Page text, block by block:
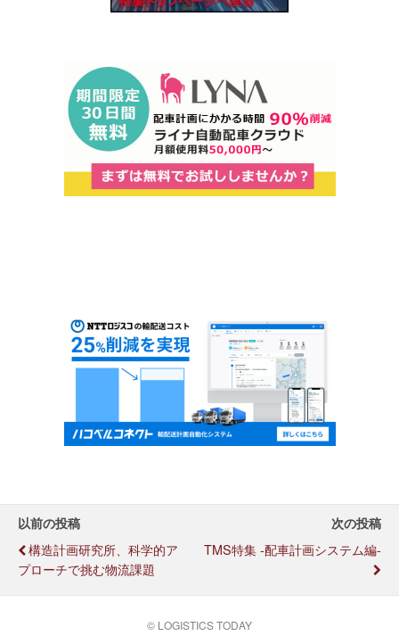
以前の投稿
構造計画研究所、科学的ア
プローチで挑む物流課題
次の投稿
TMS特集 -配車計画システム編-
© LOGISTICS TODAY